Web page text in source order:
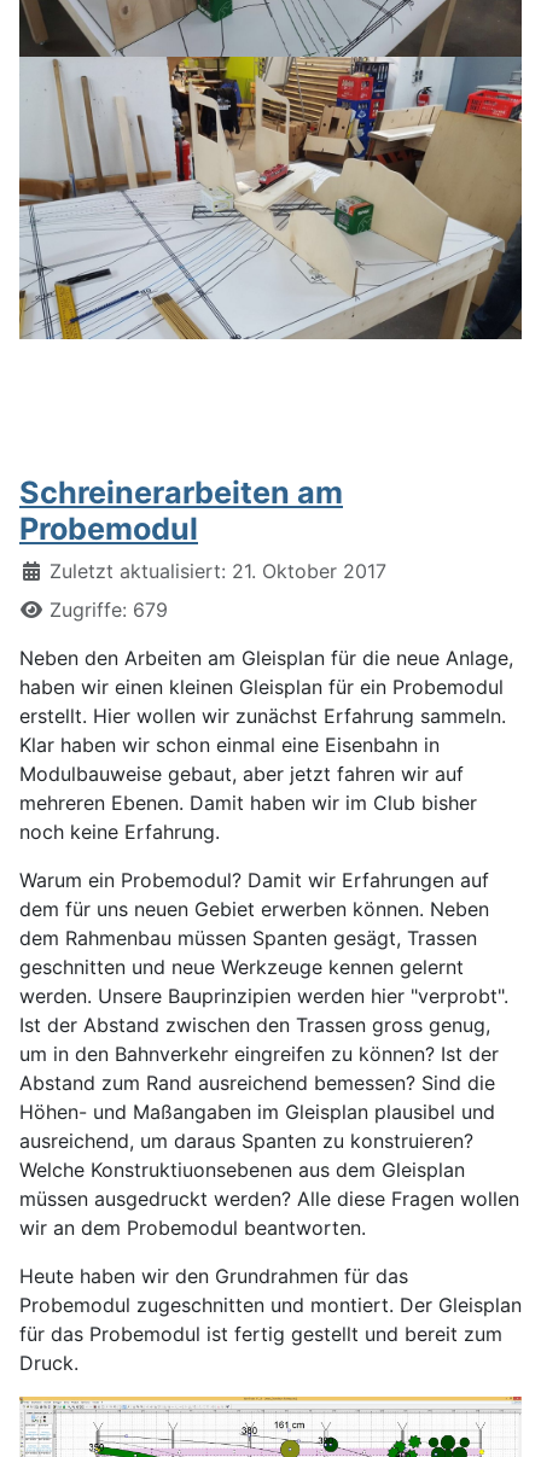
Schreinerarbeiten am
Probemodul
DetailsZuletzt aktualisiert: 21. Oktober 2017
Zugriffe: 679
Neben den Arbeiten am Gleisplan für die neue Anlage,
haben wir einen kleinen Gleisplan für ein Probemodul
erstellt. Hier wollen wir zunächst Erfahrung sammeln.
Klar haben wir schon einmal eine Eisenbahn in
Modulbauweise gebaut, aber jetzt fahren wir auf
mehreren Ebenen. Damit haben wir im Club bisher
noch keine Erfahrung.
Warum ein Probemodul? Damit wir Erfahrungen auf
dem für uns neuen Gebiet erwerben können. Neben
dem Rahmenbau müssen Spanten gesägt, Trassen
geschnitten und neue Werkzeuge kennen gelernt
werden. Unsere Bauprinzipien werden hier "verprobt".
Ist der Abstand zwischen den Trassen gross genug,
um in den Bahnverkehr eingreifen zu können? Ist der
Abstand zum Rand ausreichend bemessen? Sind die
Höhen- und Maßangaben im Gleisplan plausibel und
ausreichend, um daraus Spanten zu konstruieren?
Welche Konstruktiuonsebenen aus dem Gleisplan
müssen ausgedruckt werden? Alle diese Fragen wollen
wir an dem Probemodul beantworten.
Heute haben wir den Grundrahmen für das
Probemodul zugeschnitten und montiert. Der Gleisplan
für das Probemodul ist fertig gestellt und bereit zum
Druck.